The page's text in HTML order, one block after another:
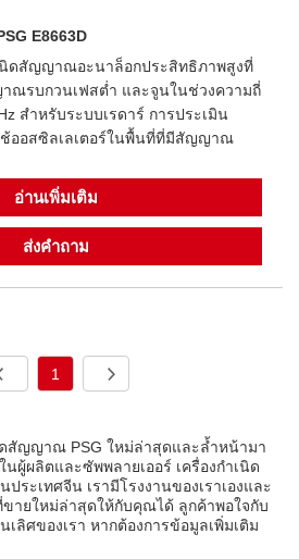
E8663D
นิดสัญญาณอะนาล็อกประสิทธิภาพสูงที่
ณรบกวนเฟสต่ำ และจูนในช่วงความถี่
สำหรับระบบเรดาร์ การประเมิน
ช้ออสซิลเลเตอร์ในพื้นที่ที่มีสัญญาณ
อ่านเพิ่มเติม
ส่งคำถาม
1
ดสัญญาณ PSG ใหม่ล่าสุดและล้ำหน้ามา
ผู้ผลิตและซัพพลายเออร์ เครื่องกำเนิด
ะเทศจีน เรามีโรงงานของเราเองและ
ายใหม่ล่าสุดให้กับคุณได้ ลูกค้าพอใจกับ
ลิศของเรา หากต้องการข้อมูลเพิ่มเติม